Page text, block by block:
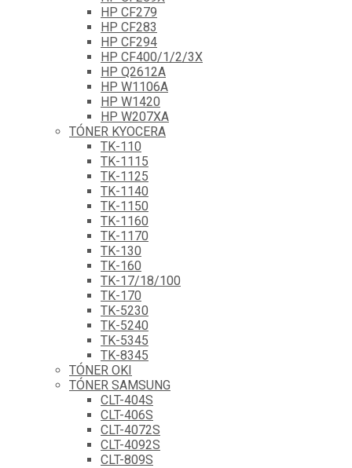
HP CF279
HP CF283
HP CF294
HP CF400/1/2/3X
HP Q2612A
HP W1106A
HP W1420
HP W207XA
TÓNER KYOCERA
TK-110
TK-1115
TK-1125
TK-1140
TK-1150
TK-1160
TK-1170
TK-130
TK-160
TK-17/18/100
TK-170
TK-5230
TK-5240
TK-5345
TK-8345
TÓNER OKI
TÓNER SAMSUNG
CLT-404S
CLT-406S
CLT-4072S
CLT-4092S
CLT-809S